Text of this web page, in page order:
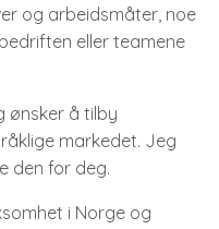
og arbeidsmåter, noe
eller teamene
ønsker å tilby
markedet. Jeg
den for deg.
i Norge og